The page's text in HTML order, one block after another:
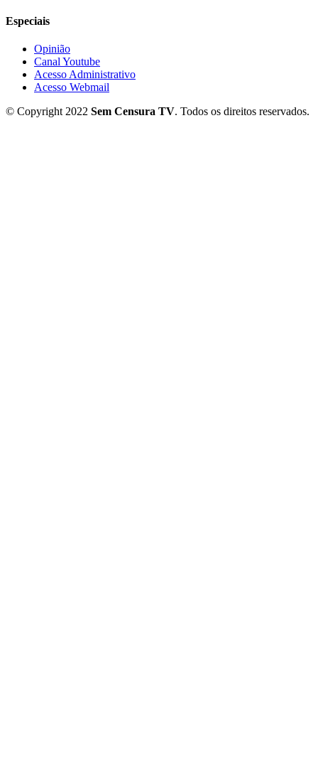
Especiais
Opinião
Canal Youtube
Acesso Administrativo
Acesso Webmail
© Copyright 2022 Sem Censura TV. Todos os direitos reservados.